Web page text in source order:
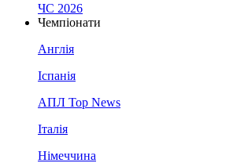
ЧС 2026
Чемпіонати
Англія
Іспанія
АПЛ Top News
Італія
Німеччина